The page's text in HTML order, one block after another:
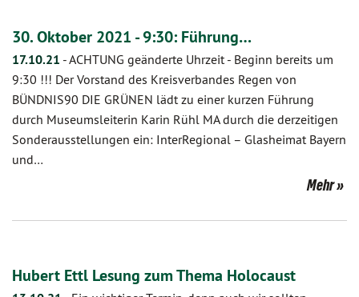
30. Oktober 2021 - 9:30: Führung…
17.10.21 -ACHTUNG geänderte Uhrzeit - Beginn bereits um
9:30 !!! Der Vorstand des Kreisverbandes Regen von
BÜNDNIS90 DIE GRÜNEN lädt zu einer kurzen Führung
durch Museumsleiterin Karin Rühl MA durch die derzeitigen
Sonderausstellungen ein: InterRegional – Glasheimat Bayern
und…
Mehr
Hubert Ettl Lesung zum Thema Holocaust